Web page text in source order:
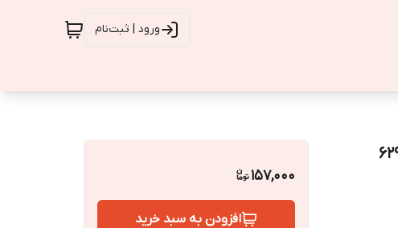
ورود | ثبت‌نام
157,000
افزودن به سبد خرید